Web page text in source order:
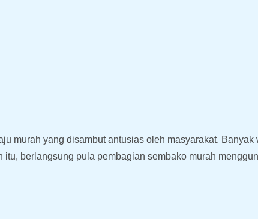
murah yang disambut antusias oleh masyarakat. Banyak
berlangsung pula pembagian sembako murah